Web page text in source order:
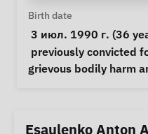
Personal
Birth date
3 июл. 1990 г. (36
Notes
grievous bodily harm
Esaulenko Anton